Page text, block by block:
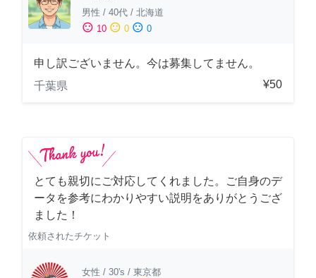
男性 / 40代 / 北海道
sentiment_satisfied 10 sentiment_neutral 0 sentiment_dissatisfied 0
申し訳ございません。今は募集してません。
千葉県
¥50
とても親切にご対応してくれました。ご自身のデ
ータを参考にわかりやすい説明をありがとうござ
ました！
依頼されたチケット
女性 / 30's / 東京都